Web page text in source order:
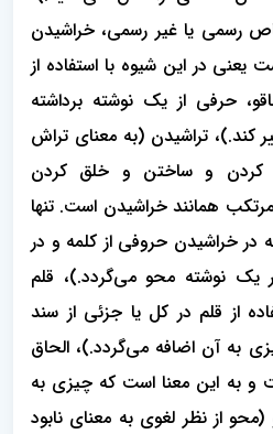
رسمی یا غیر رسمی، خراشیدن
در این شیوه با استفاده از
حرفی از یک نوشته برداشته
کند.)، تراشیدن (به معنای تراش
کردن و ساختن و خلق کردن
همانند خراشیدن است. تنها
در خراشیدن حروفی از کلمه و در
یک نوشته محو می‌گردد.)، قلم
از قلم در کل یا جزئی از سند
به آن اضافه می‌گردد.)، الحاق
و به این معنا است که چیزی به
از نظر لغوی به معنای نابود